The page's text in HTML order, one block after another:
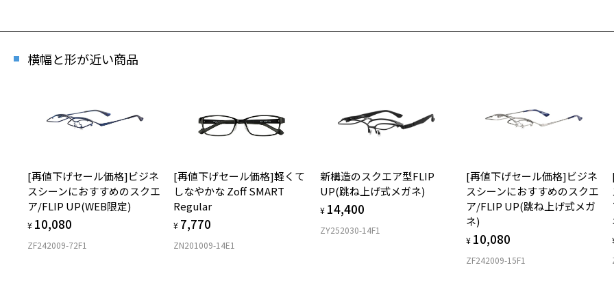
横幅と形が近い商品
[再値下げセール価格]ビジネ
スシーンにおすすめのスクエ
ア/FLIP UP(WEB限定)
¥ 10,080
ZF242009-72F1
[再値下げセール価格]軽くて
しなやかな Zoff SMART
Regular
¥ 7,770
ZN201009-14E1
新構造のスクエア型FLIP
UP(跳ね上げ式メガネ)
¥ 14,400
ZY252030-14F1
[再値下げセール価格]ビジネ
スシーンにおすすめのスクエ
ア/FLIP UP(跳ね上げ式メガ
ネ)
¥ 10,080
ZF242009-15F1